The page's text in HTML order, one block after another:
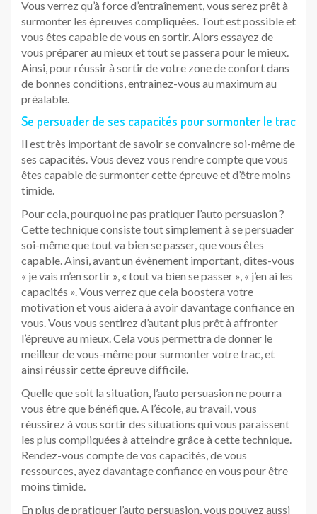
Vous verrez qu’à force d’entraînement, vous serez prêt à
surmonter les épreuves compliquées. Tout est possible et
vous êtes capable de vous en sortir. Alors essayez de
vous préparer au mieux et tout se passera pour le mieux.
Ainsi, pour réussir à sortir de votre zone de confort dans
de bonnes conditions, entraînez-vous au maximum au
préalable.
Se persuader de ses capacités pour surmonter le trac
Il est très important de savoir se convaincre soi-même de
ses capacités. Vous devez vous rendre compte que vous
êtes capable de surmonter cette épreuve et d’être moins
timide.
Pour cela, pourquoi ne pas pratiquer l’auto persuasion ?
Cette technique consiste tout simplement à se persuader
soi-même que tout va bien se passer, que vous êtes
capable. Ainsi, avant un évènement important, dites-vous
« je vais m’en sortir », « tout va bien se passer », « j’en ai les
capacités ». Vous verrez que cela boostera votre
motivation et vous aidera à avoir davantage confiance en
vous. Vous vous sentirez d’autant plus prêt à affronter
l’épreuve au mieux. Cela vous permettra de donner le
meilleur de vous-même pour surmonter votre trac, et
ainsi réussir cette épreuve difficile.
Quelle que soit la situation, l’auto persuasion ne pourra
vous être que bénéfique. A l’école, au travail, vous
réussirez à vous sortir des situations qui vous paraissent
les plus compliquées à atteindre grâce à cette technique.
Rendez-vous compte de vos capacités, de vous
ressources, ayez davantage confiance en vous pour être
moins timide.
En plus de pratiquer l’auto persuasion, vous pouvez aussi